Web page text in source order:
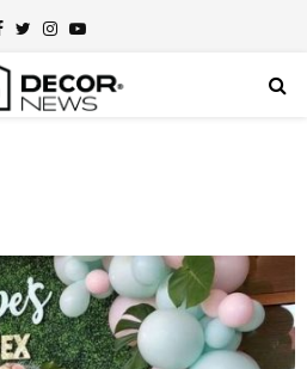
Facebook
TwitterInstagram
Youtube